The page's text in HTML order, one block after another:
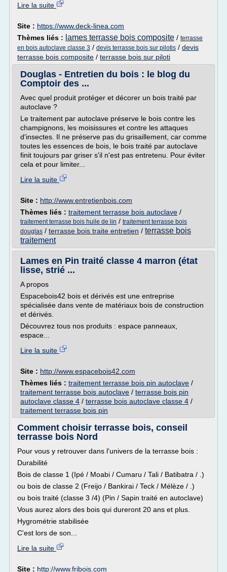
Lire la suite
Site : https://www.deck-linea.com
Thèmes liés : lames terrasse bois composite / terrasse
en bois autoclave classe 3 / devis terrasse bois sur pilotis / devis
terrasse bois composite / terrasse bois sur piloti
Douglas - Entretien du bois : le blog du
Comptoir des ...
Avec quel produit protéger et décorer un bois traité par
autoclave ?
Le traitement par autoclave préserve le bois contre les
champignons, les moisissures et contre les attaques
d'insectes. Il ne préserve pas du grisaillement, car comme
toutes les essences de bois, le bois traité par autoclave
finit toujours par griser s'il n'est pas entretenu. Pour éviter
cela et pour limiter...
Lire la suite
Site : http://www.entretienbois.com
Thèmes liés : traitement terrasse bois autoclave /
traitement terrasse bois huile de lin / traitement terrasse bois
douglas / terrasse bois traite entretien / terrasse bois
traitement
Lames en Pin traité classe 4 marron (état
lisse, strié ...
A propos
Espacebois42 bois et dérivés est une entreprise
spécialisée dans vente de matériaux bois de construction
et dérivés.
Découvrez tous nos produits : espace panneaux,
espace...
Lire la suite
Site : http://www.espacebois42.com
Thèmes liés : traitement terrasse bois pin autoclave /
traitement terrasse bois autoclave / terrasse bois pin
autoclave classe 4 / terrasse bois autoclave classe 4 /
traitement terrasse bois pin
Comment choisir terrasse bois, conseil
terrasse bois Nord
Pour vous y retrouver dans l'univers de la terrasse bois :
Durabilité
Bois de classe 1 (Ipé / Moabi / Cumaru / Tali / Batibatra / .)
ou bois de classe 2 (Freijo / Bankirai / Teck / Mélèze / .)
ou bois traité (classe 3 /4) (Pin / Sapin traité en autoclave)
Vous aurez alors des bois qui dureront 20 ans et plus.
Hygrométrie stabilisée
C'est lors de son...
Lire la suite
Site : http://www.fribois.com